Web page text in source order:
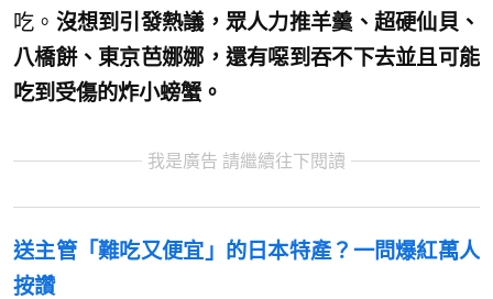
吃。 沒想到引發熱議，眾人力推羊羹、超硬仙貝、
八橋餅、東京芭娜娜，還有噁到吞不下去並且可能
吃到受傷的炸小螃蟹。
我是廣告 請繼續往下閱讀
送主管「難吃又便宜」的日本特產？一問爆紅萬人
按讚